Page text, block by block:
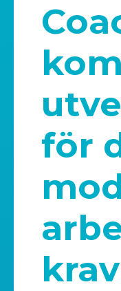
för
krav